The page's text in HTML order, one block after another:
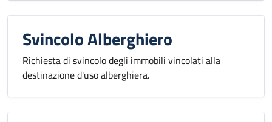
Svincolo Alberghiero
Richiesta di svincolo degli immobili vincolati alla
destinazione d'uso alberghiera.